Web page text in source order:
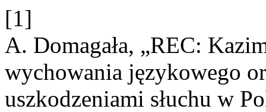
[1]
A. Domagała, „REC:
wychowania językowego
uszkodzeniami słuchu w